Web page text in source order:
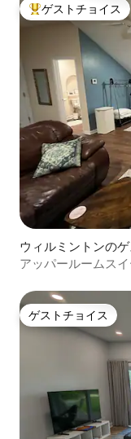
大好評のゲストチョ
ゲストチョイス
ウィルミントンの
アッパールームス
ゲストチョイス
ゲストチョイス